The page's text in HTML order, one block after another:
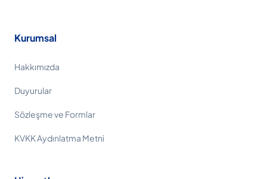
Kurumsal
Hakkımızda
Duyurular
Sözleşme ve Formlar
KVKK Aydınlatma Metni